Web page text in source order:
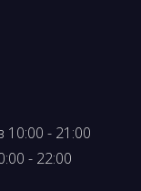
10:00 - 21:00
- 22:00